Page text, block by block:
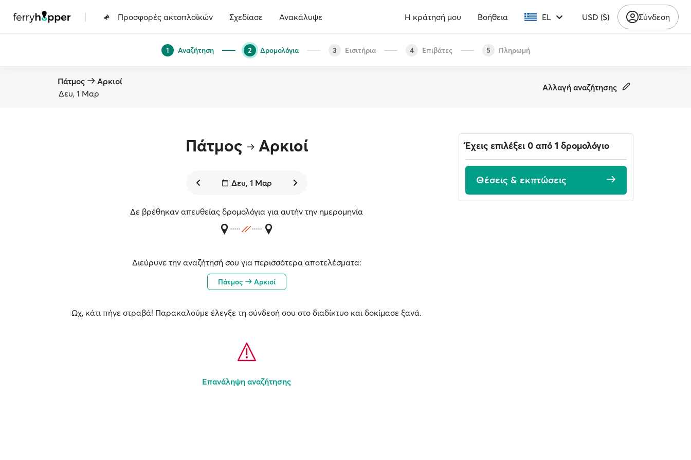
| Προσφορές ακτοπλοϊκών Σχεδίασε Ανακάλυψε Η κράτησή μου Βοήθεια EL USD ($) Σύνδεση
1 Αναζήτηση 2 Δρομολόγια 3 Εισιτήρια 4 Επιβάτες 5 Πληρωμή
Πάτμος
Αρκιοί
Δευ, 1 Μαρ
Αλλαγή αναζήτησης
Πάτμος Αρκιοί
Δευ, 1 Μαρ
Δε βρέθηκαν απευθείας δρομολόγια για αυτήν την ημερομηνία
Διεύρυνε την αναζήτησή σου για περισσότερα αποτελέσματα:
Πάτμος Αρκιοί
Ωχ, κάτι πήγε στραβά! Παρακαλούμε έλεγξε τη σύνδεσή σου στο διαδίκτυο και δοκίμασε ξανά.
Επανάληψη αναζήτησης
Έχεις επιλέξει 0 από 1 δρομολόγιο
Θέσεις & εκπτώσεις